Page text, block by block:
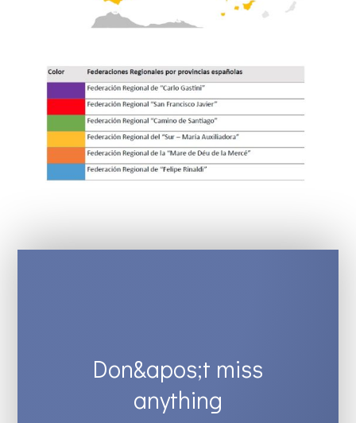
Don&apos;t miss
anything